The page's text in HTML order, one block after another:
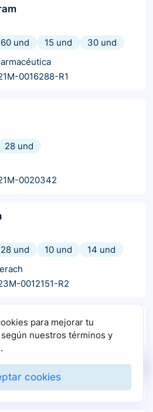
60 und 15 und
30 und
0016288-R1
28 und
0020342
28 und 10 und
14 und
0012151-R2
para mejorar tu
nuestros términos y
cookies